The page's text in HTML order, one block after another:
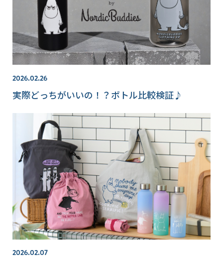
2026.02.26
実際どっちがいいの！？ボトル比較検証♪
2026.02.07